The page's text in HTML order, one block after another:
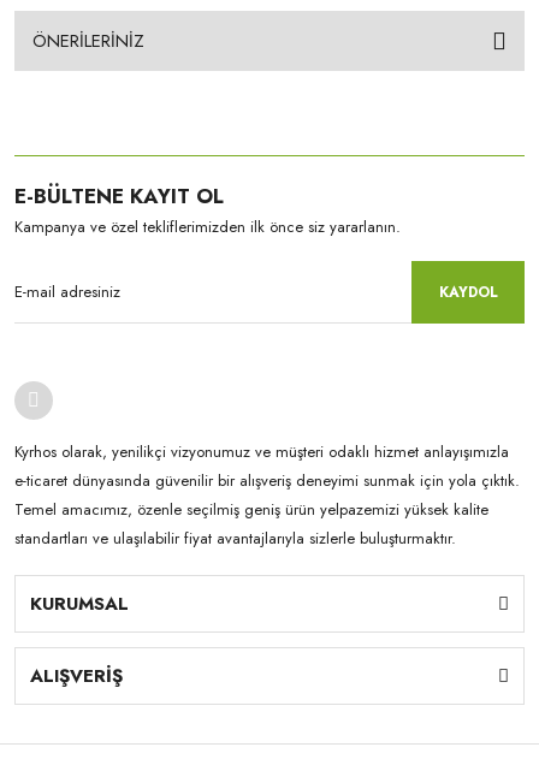
ÖNERİLERİNİZ
E-BÜLTENE KAYIT OL
Kampanya ve özel tekliflerimizden ilk önce siz yararlanın.
KAYDOL
Kyrhos olarak, yenilikçi vizyonumuz ve müşteri odaklı hizmet anlayışımızla
e-ticaret dünyasında güvenilir bir alışveriş deneyimi sunmak için yola çıktık.
Temel amacımız, özenle seçilmiş geniş ürün yelpazemizi yüksek kalite
standartları ve ulaşılabilir fiyat avantajlarıyla sizlerle buluşturmaktır.
KURUMSAL
ALIŞVERİŞ